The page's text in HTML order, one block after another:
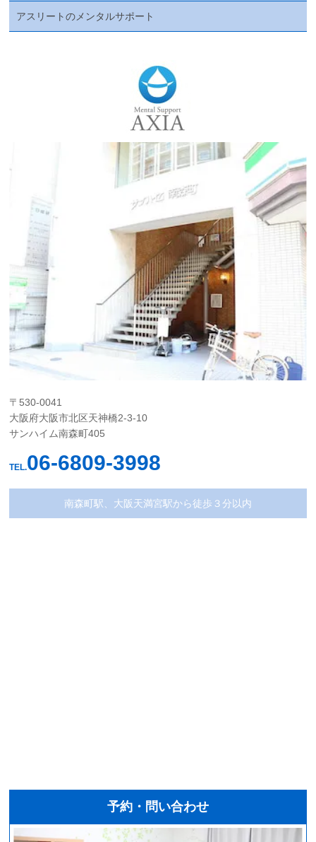
アスリートのメンタルサポート
〒530-0041
大阪府大阪市北区天神橋2-3-10
サンハイム南森町405
TEL.06-6809-3998
南森町駅、大阪天満宮駅から徒歩３分以内
予約・問い合わせ